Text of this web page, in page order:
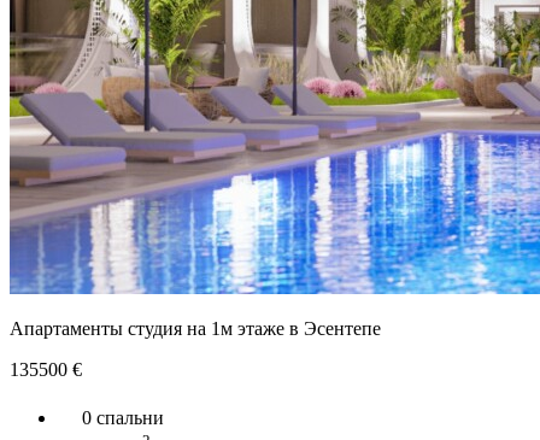
Апартаменты студия на 1м этаже в Эсентепе
135500 €
0 спальни